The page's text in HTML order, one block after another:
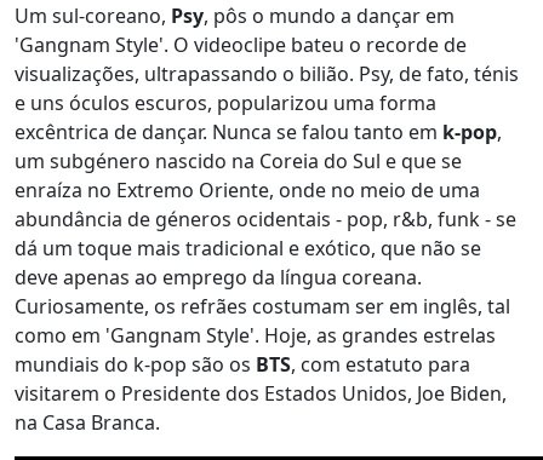
Um sul-coreano, Psy, pôs o mundo a dançar em
'Gangnam Style'. O videoclipe bateu o recorde de
visualizações, ultrapassando o bilião. Psy, de fato, ténis
e uns óculos escuros, popularizou uma forma
excêntrica de dançar. Nunca se falou tanto em k-pop,
um subgénero nascido na Coreia do Sul e que se
enraíza no Extremo Oriente, onde no meio de uma
abundância de géneros ocidentais - pop, r&b, funk - se
dá um toque mais tradicional e exótico, que não se
deve apenas ao emprego da língua coreana.
Curiosamente, os refrães costumam ser em inglês, tal
como em 'Gangnam Style'. Hoje, as grandes estrelas
mundiais do k-pop são os BTS, com estatuto para
visitarem o Presidente dos Estados Unidos, Joe Biden,
na Casa Branca.